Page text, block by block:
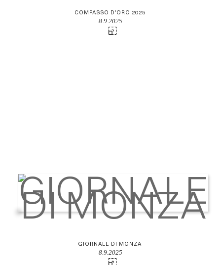
COMPASSO D'ORO 2025
8.9.2025
GIORNALE DI MONZA
8.9.2025